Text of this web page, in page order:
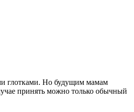
глотками. Но будущим мамам
принять можно только обычный